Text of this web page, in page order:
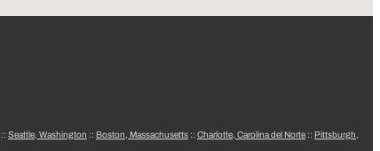
:: Seattle, Washington :: Boston, Massachusetts :: Charlotte, Carolina del Norte :: Pittsburgh,